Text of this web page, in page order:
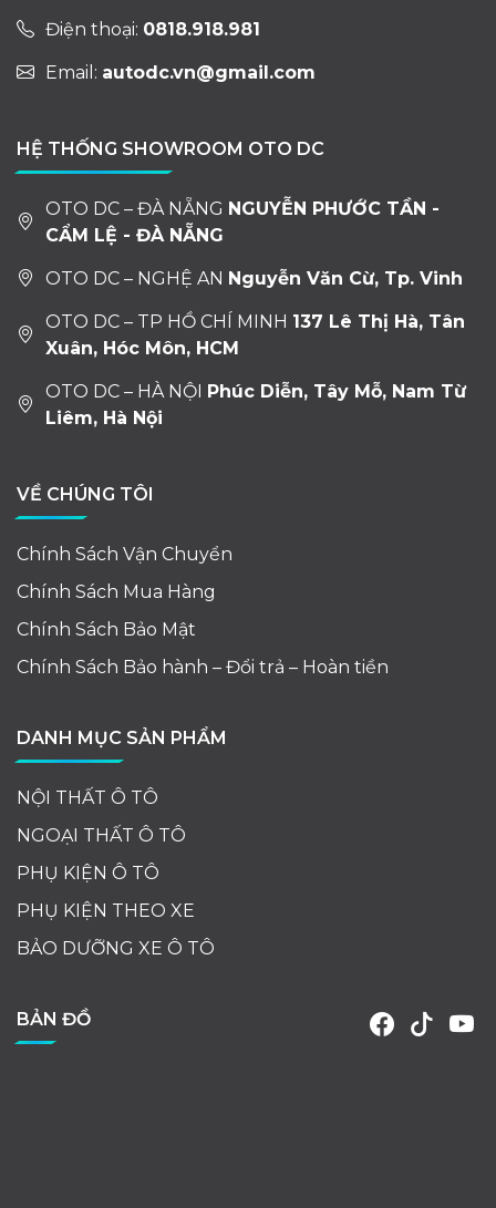
Điện thoại: 0818.918.981
Email: autodc.vn@gmail.com
HỆ THỐNG SHOWROOM OTO DC
OTO DC – ĐÀ NẴNG NGUYỄN PHƯỚC TẦN -
CẨM LỆ - ĐÀ NẴNG
OTO DC – NGHỆ AN Nguyễn Văn Cừ, Tp. Vinh
OTO DC – TP HỒ CHÍ MINH 137 Lê Thị Hà, Tân
Xuân, Hóc Môn, HCM
OTO DC – HÀ NỘI Phúc Diễn, Tây Mỗ, Nam Từ
Liêm, Hà Nội
VỀ CHÚNG TÔI
Chính Sách Vận Chuyển
Chính Sách Mua Hàng
Chính Sách Bảo Mật
Chính Sách Bảo hành – Đổi trả – Hoàn tiền
DANH MỤC SẢN PHẨM
NỘI THẤT Ô TÔ
NGOẠI THẤT Ô TÔ
PHỤ KIỆN Ô TÔ
PHỤ KIỆN THEO XE
BẢO DƯỠNG XE Ô TÔ
BẢN ĐỒ